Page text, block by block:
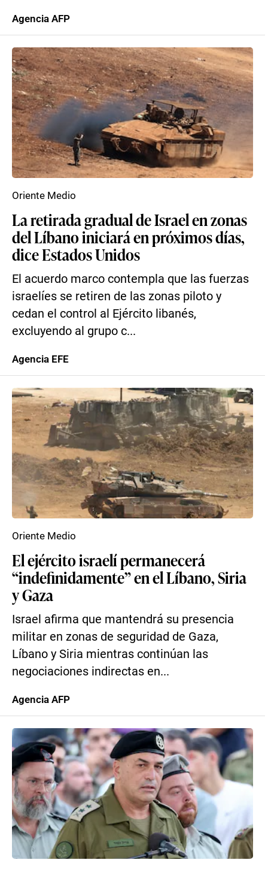
Agencia AFP
La retirada gradual de Israel en zonas
del Líbano iniciará en próximos días,
dice Estados Unidos
El acuerdo marco contempla que las fuerzas
israelíes se retiren de las zonas piloto y
cedan el control al Ejército libanés,
excluyendo al grupo c...
Oriente Medio
Agencia EFE
El ejército israelí permanecerá
“indefinidamente” en el Líbano, Siria
y Gaza
Israel afirma que mantendrá su presencia
militar en zonas de seguridad de Gaza,
Líbano y Siria mientras continúan las
negociaciones indirectas en...
Oriente Medio
Agencia AFP